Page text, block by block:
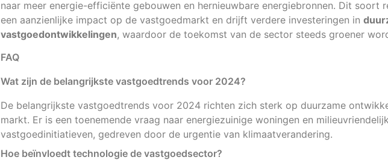
naar meer energie-efficiënte gebouwen en hernieuwbare energiebronnen. Dit soort
een aanzienlijke impact op de vastgoedmarkt en drijft verdere investeringen in
vastgoedontwikkelingen, waardoor de toekomst van de sector steeds groener
FAQ
Wat zijn de belangrijkste vastgoedtrends voor 2024?
De belangrijkste vastgoedtrends voor 2024 richten zich sterk op duurzame
markt. Er is een toenemende vraag naar energiezuinige woningen en
vastgoedinitiatieven, gedreven door de urgentie van klimaatverandering.
Hoe beïnvloedt technologie de vastgoedsector?